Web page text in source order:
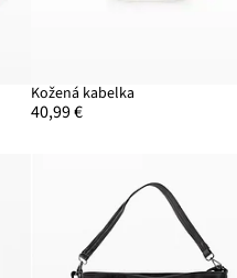
Kožená kabelka
40,99 €